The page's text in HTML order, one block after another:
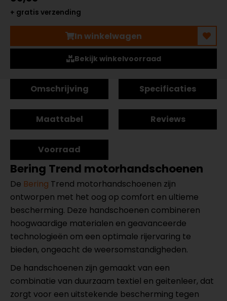
+ gratis verzending
In winkelwagen
Bekijk winkelvoorraad
Omschrijving Specificaties
Maattabel Reviews
Voorraad
Bering Trend motorhandschoenen
De Bering Trend motorhandschoenen zijn
ontworpen met het oog op comfort en ultieme
bescherming. Deze handschoenen combineren
hoogwaardige materialen en geavanceerde
technologieën om een optimale rijervaring te
bieden, ongeacht de weersomstandigheden.
De handschoenen zijn gemaakt van een
combinatie van duurzaam textiel en geitenleer, dat
zorgt voor een uitstekende bescherming tegen